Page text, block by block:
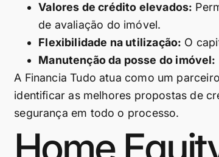
Valores de crédito elevados:
de avaliação do imóvel.
Flexibilidade na utilização: O
Manutenção da posse do imóvel:
A Financia Tudo atua como um
identificar as melhores propostas de
segurança em todo o processo.